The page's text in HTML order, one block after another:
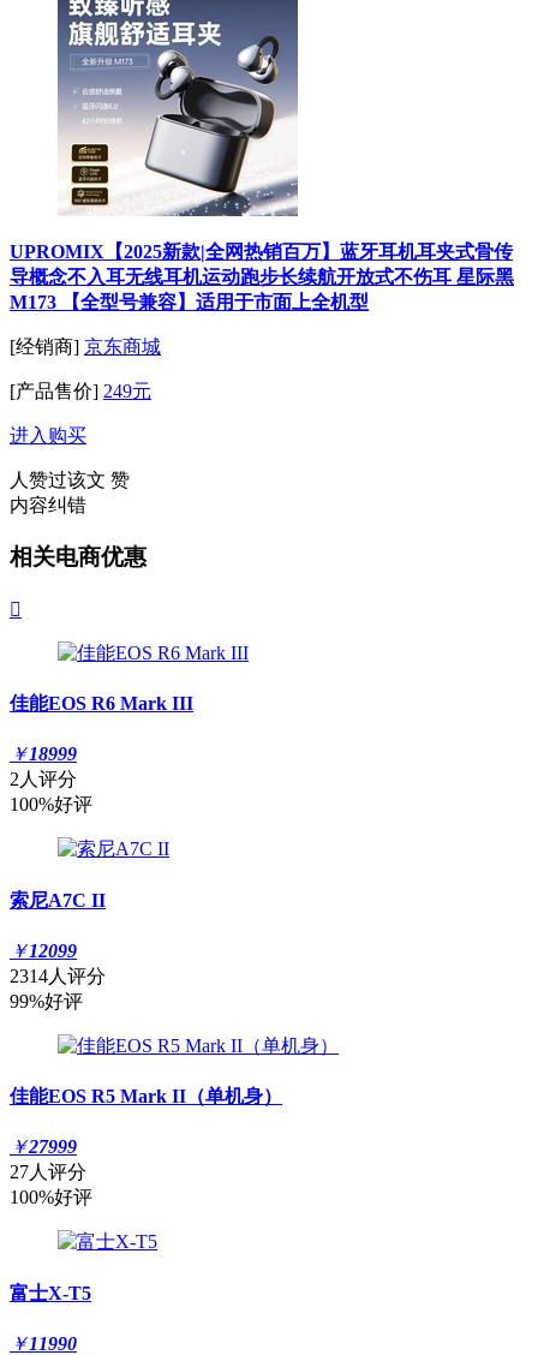
UPROMIX【2025新款|全网热销百万】蓝牙耳机耳夹式骨传
导概念不入耳无线耳机运动跑步长续航开放式不伤耳 星际黑
M173 【全型号兼容】适用于市面上全机型
[经销商] 京东商城
[产品售价] 249元
进入购买
人赞过该文 赞
内容纠错
相关电商优惠

佳能EOS R6 Mark III
￥18999
2人评分
100%好评
索尼A7C II
￥12099
2314人评分
99%好评
佳能EOS R5 Mark II（单机身）
￥27999
27人评分
100%好评
富士X-T5
￥11990